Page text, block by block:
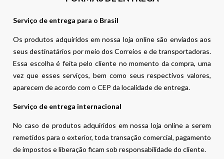
Serviço de entrega para o Brasil
Os produtos adquiridos em nossa loja online são enviados aos
seus destinatários por meio dos Correios e de transportadoras.
Essa escolha é feita pelo cliente no momento da compra, uma
vez que esses serviços, bem como seus respectivos valores,
aparecem de acordo com o CEP da localidade de entrega.
Serviço de entrega internacional
No caso de produtos adquiridos em nossa loja online a serem
remetidos para o exterior, toda transação comercial, pagamento
de impostos e liberação ficam sob responsabilidade do cliente.